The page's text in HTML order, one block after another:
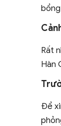
Rất
Hàn
Để